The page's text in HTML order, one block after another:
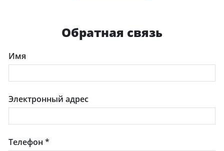
Обратная связь
Имя
Электронный адрес
Телефон*